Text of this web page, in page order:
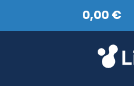
0,00 €